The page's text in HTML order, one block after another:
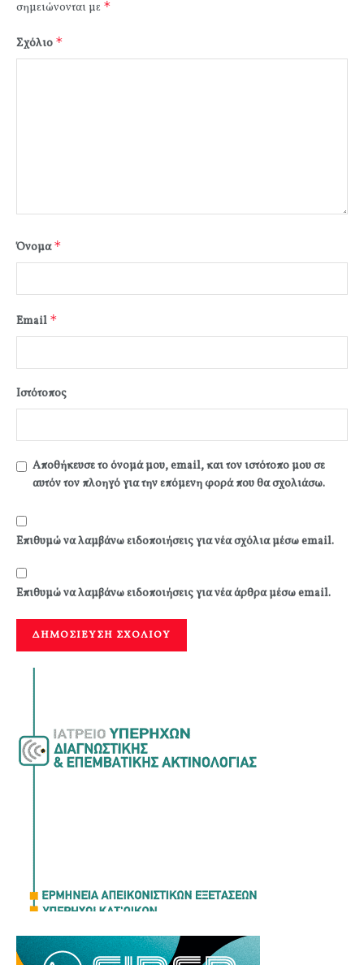
σημειώνονται με *
Σχόλιο *
Όνομα*
Email *
Ιστότοπος
Αποθήκευσε το όνομά μου, email, και τον ιστότοπο μου σε
αυτόν τον πλοηγό για την επόμενη φορά που θα σχολιάσω.
Επιθυμώ να λαμβάνω ειδοποιήσεις για νέα σχόλια μέσω email.
Επιθυμώ να λαμβάνω ειδοποιήσεις για νέα άρθρα μέσω email.